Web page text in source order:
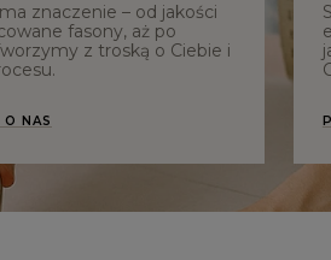
znaczenie – od jakości
fasony, aż po
z troską o Ciebie i
NAS